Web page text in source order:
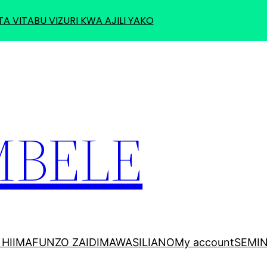
MAFUNZO ZAIDIMAWASILIANOMy account
VITABU VIZURI KWA AJILI YAKO